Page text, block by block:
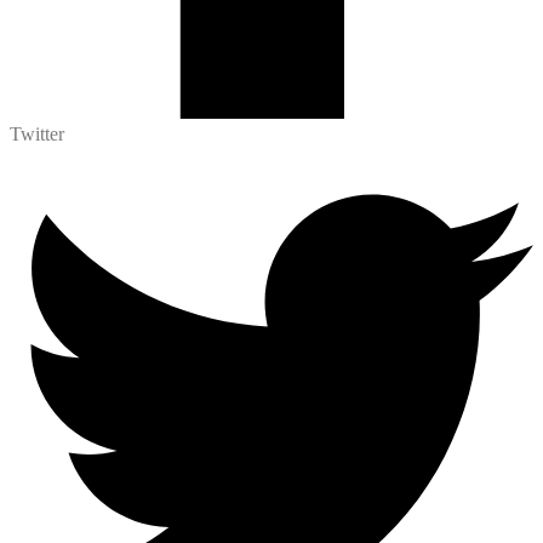
Twitter